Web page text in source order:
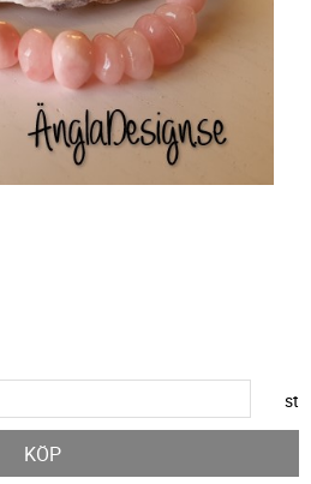
st
KÖP